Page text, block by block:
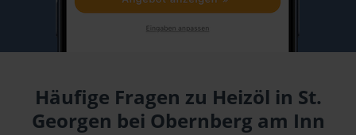
Häufige Fragen zu Heizöl in St.
Georgen bei Obernberg am Inn